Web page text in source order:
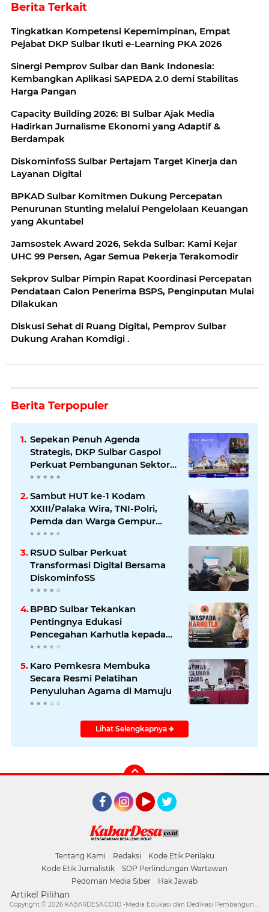
Berita Terkait
Tingkatkan Kompetensi Kepemimpinan, Empat
Pejabat DKP Sulbar Ikuti e-Learning PKA 2026
Sinergi Pemprov Sulbar dan Bank Indonesia:
Kembangkan Aplikasi SAPEDA 2.0 demi Stabilitas
Harga Pangan
Capacity Building 2026: BI Sulbar Ajak Media
Hadirkan Jurnalisme Ekonomi yang Adaptif &
Berdampak
DiskominfoSS Sulbar Pertajam Target Kinerja dan
Layanan Digital
BPKAD Sulbar Komitmen Dukung Percepatan
Penurunan Stunting melalui Pengelolaan Keuangan
yang Akuntabel
Jamsostek Award 2026, Sekda Sulbar: Kami Kejar
UHC 99 Persen, Agar Semua Pekerja Terakomodir
Sekprov Sulbar Pimpin Rapat Koordinasi Percepatan
Pendataan Calon Penerima BSPS, Penginputan Mulai
Dilakukan
‎Diskusi Sehat di Ruang Digital, Pemprov Sulbar
Dukung Arahan Komdigi .
Berita Terpopuler
Sepekan Penuh Agenda
Strategis, DKP Sulbar Gaspol
Perkuat Pembangunan Sektor
Kelautan dan Perikanan
Sambut HUT ke-1 Kodam
XXIII/Palaka Wira, TNI-Polri,
Pemda dan Warga Gempur
Sampah di Pantai Bahari
RSUD Sulbar Perkuat
Transformasi Digital Bersama
DiskominfoSS
BPBD Sulbar Tekankan
Pentingnya Edukasi
Pencegahan Karhutla kepada
Masyarakat
Karo Pemkesra Membuka
Secara Resmi Pelatihan
Penyuluhan Agama di Mamuju
Lihat Selengkapnya
Tentang Kami Redaksi
Kode Etik Perilaku
Kode Etik Jurnalistik
SOP Perlindungan Wartawan
Pedoman Media Siber
Hak Jawab
Artikel Pilihan
Copyright © 2026 KABARDESA.CO.ID -Media Edukasi dan Dedikasi Pembangunan Desa